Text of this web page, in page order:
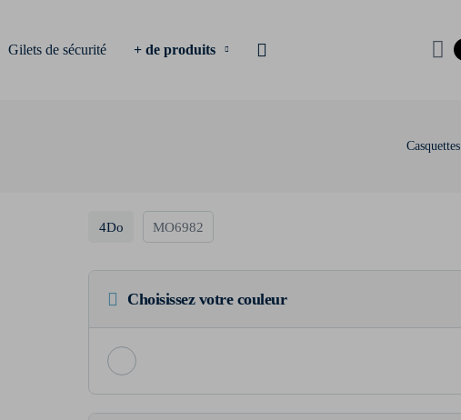
Gilets de sécurité + de produits
Casquettes
4Do MO6982
Choisissez votre couleur